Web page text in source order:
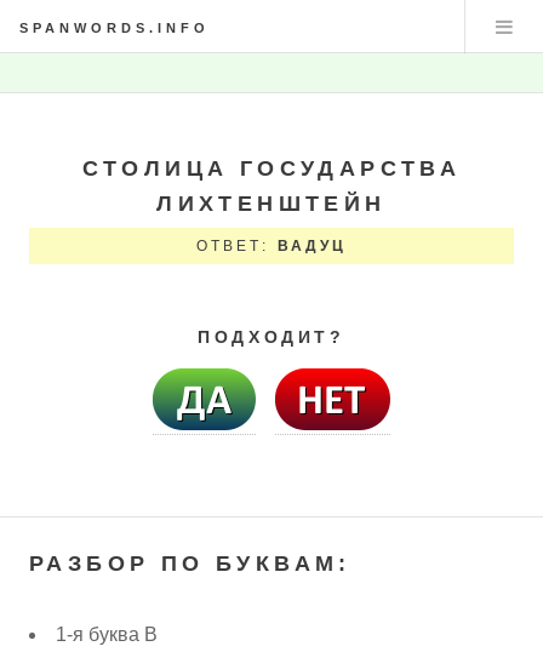
SPANWORDS.INFO
СТОЛИЦА ГОСУДАРСТВА
ЛИХТЕНШТЕЙН
ОТВЕТ: ВАДУЦ
ПОДХОДИТ?
РАЗБОР ПО БУКВАМ:
1-я буква В